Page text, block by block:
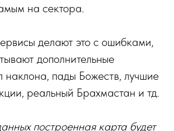
на сектора.
делают это с ошибками,
дополнительные
наклона, пады Божеств, лучшие
реальный Брахмастан и тд.
построенная карта будет